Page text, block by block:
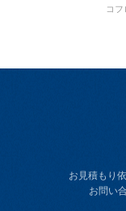
コ
お見積もり
お問い